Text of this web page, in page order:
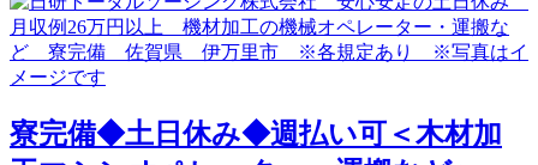
寮完備◆土日休み◆週払い可＜木材加